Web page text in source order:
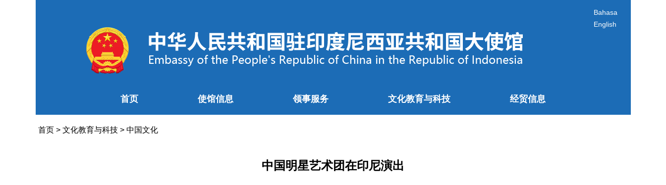
Bahasa
English
首页 使馆信息 领事服务 文化教育与科技 经贸信息
首页> 文化教育与科技> 中国文化
中国明星艺术团在印尼演出